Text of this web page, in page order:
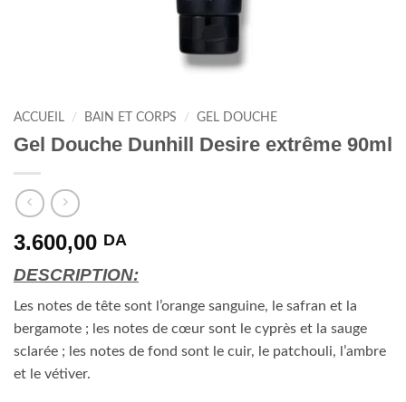
ACCUEIL / BAIN ET CORPS / GEL DOUCHE
Gel Douche Dunhill Desire extrême 90ml
3.600,00 DA
DESCRIPTION:
Les notes de tête sont l’orange sanguine, le safran et la
bergamote ; les notes de cœur sont le cyprès et la sauge
sclarée ; les notes de fond sont le cuir, le patchouli, l’ambre
et le vétiver.